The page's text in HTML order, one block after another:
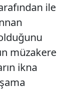
ile
müzakere
ikna